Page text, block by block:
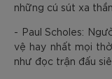
những cú sút xa
- Paul Scholes:
vệ hay nhất mọi
như đọc trận đấu